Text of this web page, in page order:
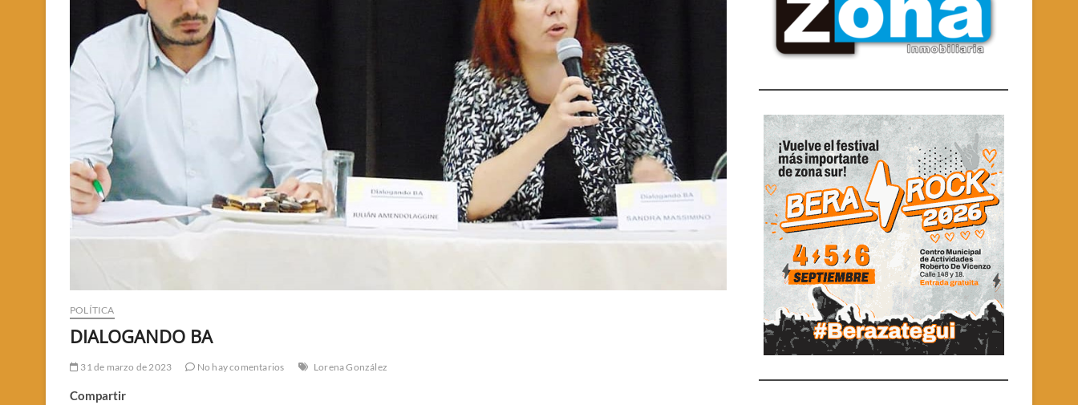
POLÍTICA
DIALOGANDO BA
31 de marzo de 2023 No hay comentarios Lorena González
Compartir